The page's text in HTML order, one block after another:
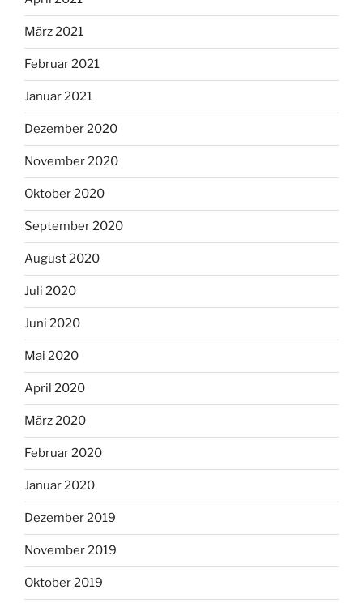
März 2021
Februar 2021
Januar 2021
Dezember 2020
November 2020
Oktober 2020
September 2020
August 2020
Juli 2020
Juni 2020
Mai 2020
April 2020
März 2020
Februar 2020
Januar 2020
Dezember 2019
November 2019
Oktober 2019